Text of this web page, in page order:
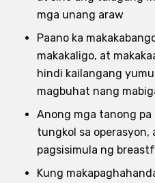
mga unang araw
Paano ka
makakaligo, at
hindi kailangang
magbuhat nang
Anong mga tanong pa
tungkol sa operasyon,
pagsisimula ng
Kung